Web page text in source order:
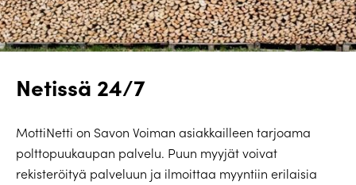
Netissä 24/7
MottiNetti on Savon Voiman asiakkailleen tarjoama
polttopuukaupan palvelu. Puun myyjät voivat
rekisteröityä palveluun ja ilmoittaa myyntiin erilaisia